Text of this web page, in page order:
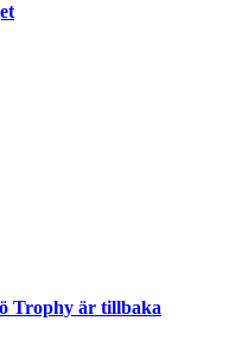
Trophy är tillbaka